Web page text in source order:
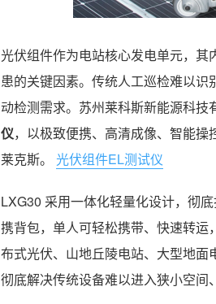
光伏组件作为电站核心发电单元，
患的关键因素。传统人工巡检难以
动检测需求。苏州莱科斯新能源科
仪，以极致便携、高清成像、智能操
莱克斯。
光伏组件EL测试仪
LXG30 采用一体化轻量化设计，彻
携背包，单人可轻松携带、快速转运
布式光伏、山地丘陵电站、大型地面
彻底解决传统设备难以进入狭小空间